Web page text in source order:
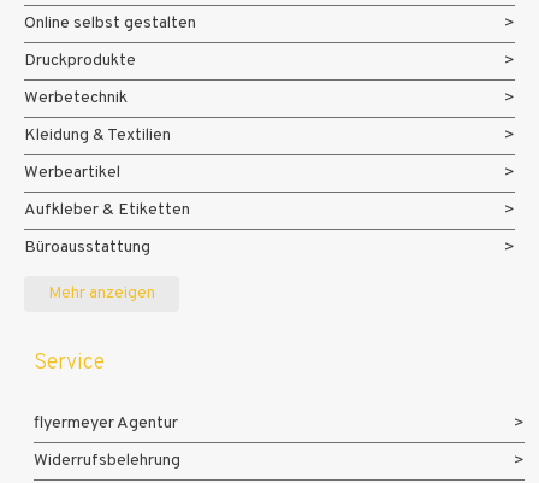
Online selbst gestalten
Druckprodukte
Werbetechnik
Kleidung & Textilien
Werbeartikel
Aufkleber & Etiketten
Büroausstattung
Messe- und Eventmaterialien
Mehr anzeigen
Service
flyermeyer Agentur
Widerrufsbelehrung